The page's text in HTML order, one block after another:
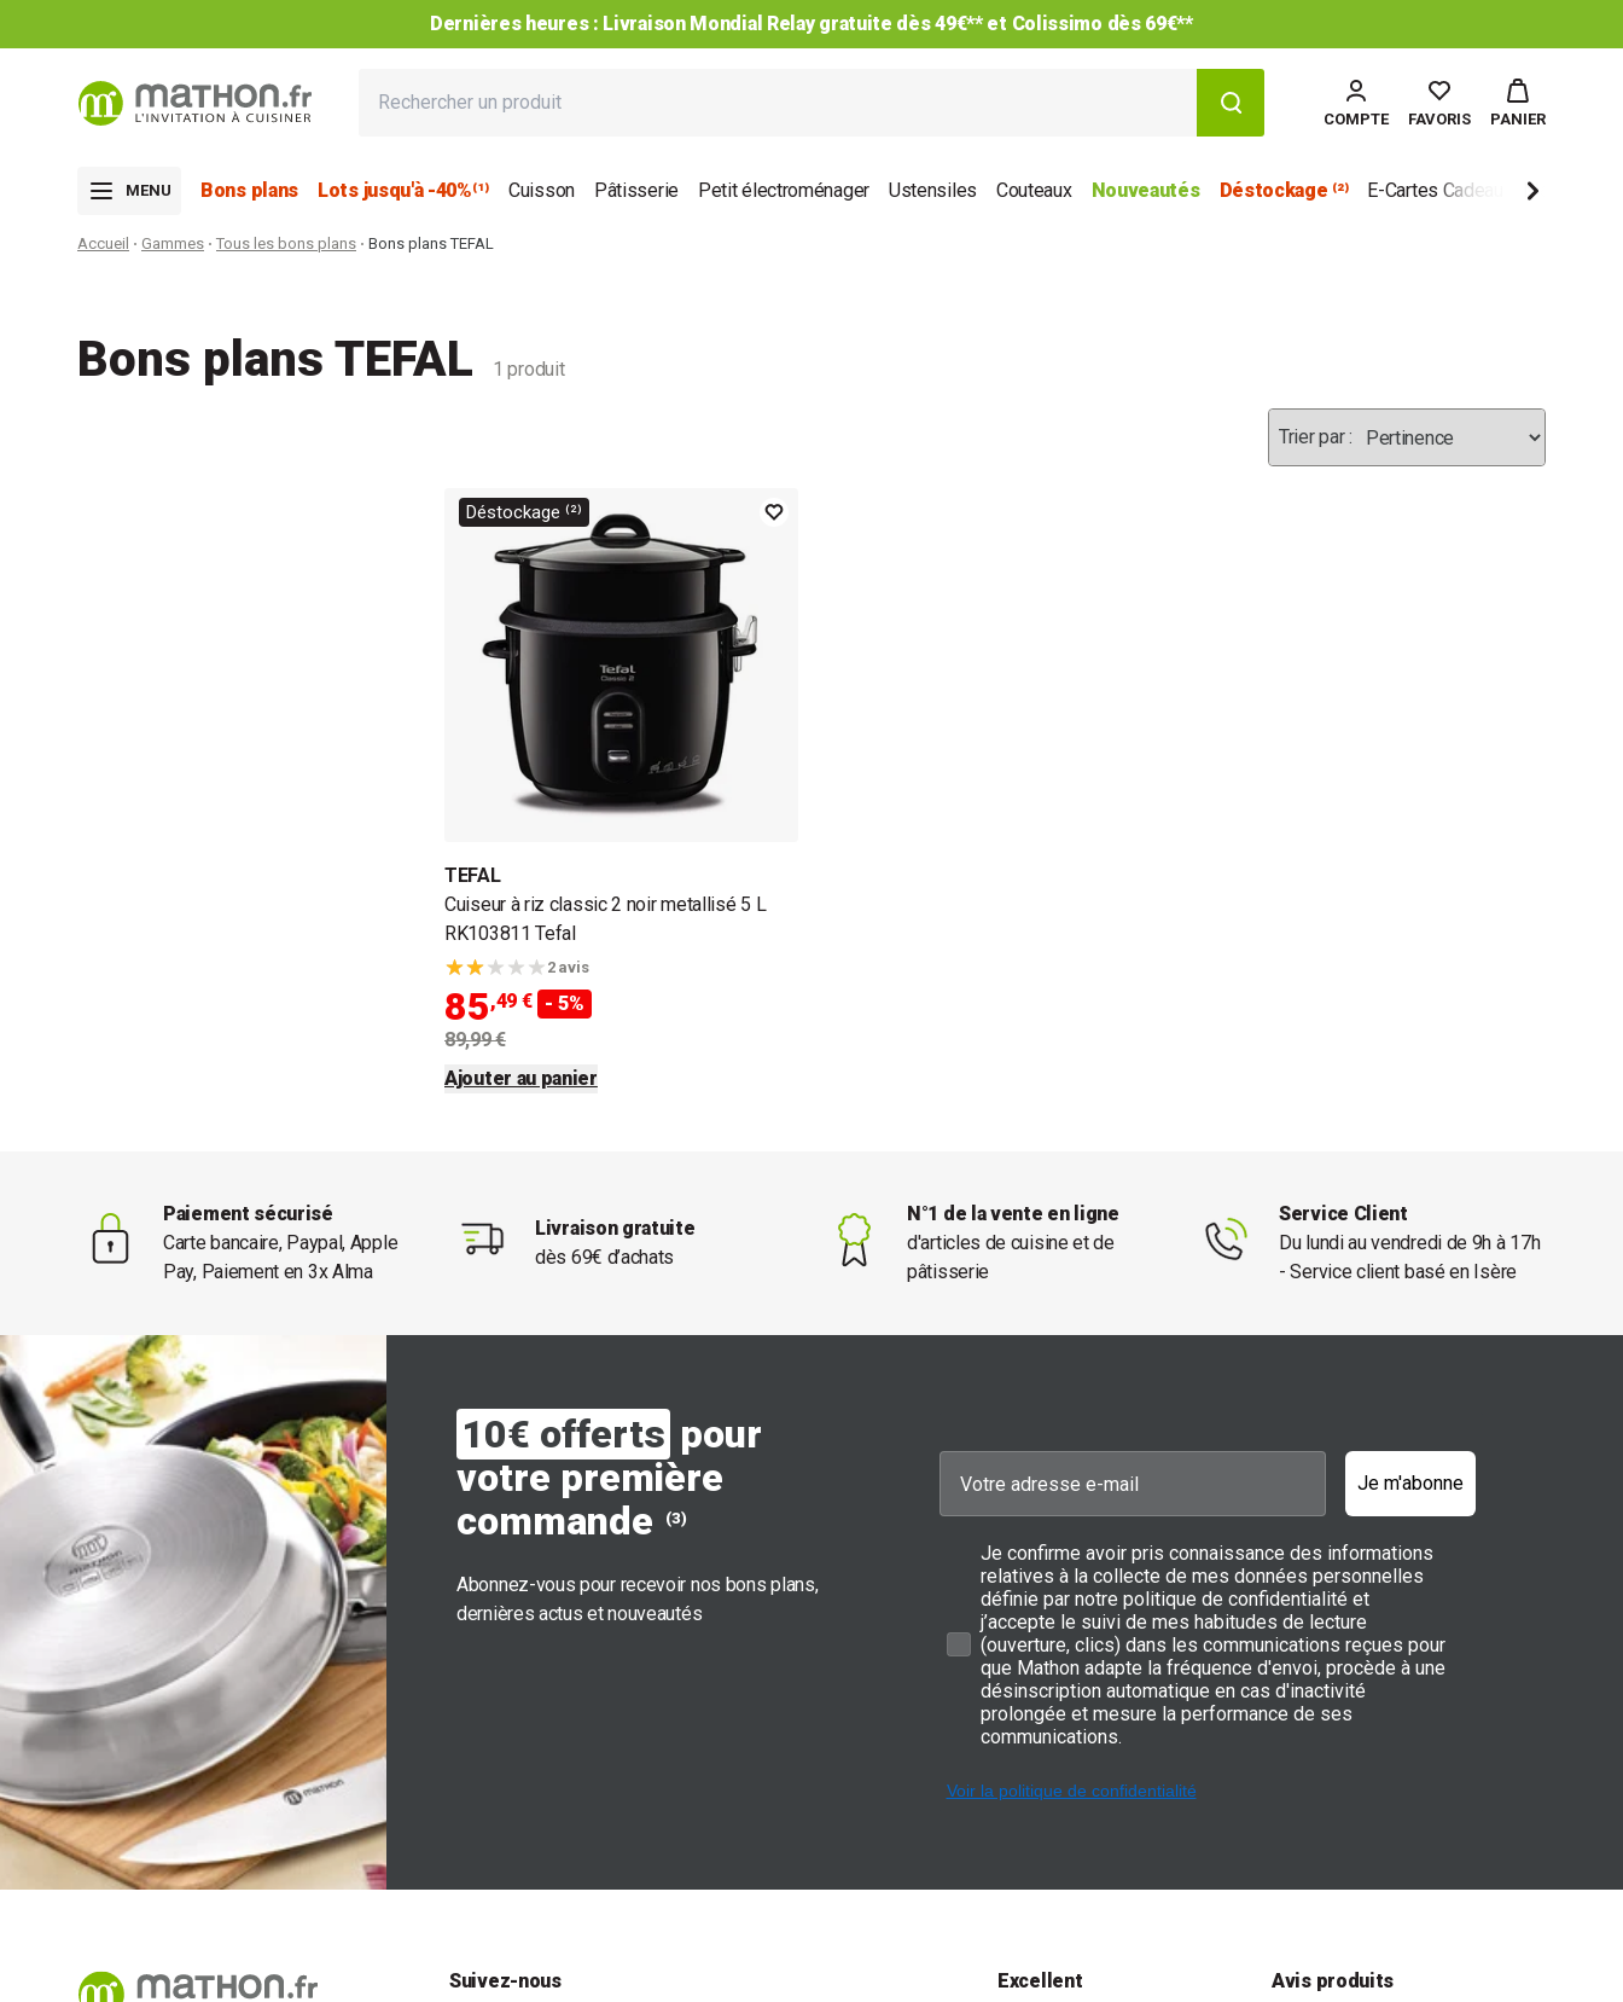
Dernières heures : Livraison Mondial Relay gratuite dès 49€** et Colissimo dès 69€**
COMPTE FAVORIS PANIER
MENU Bons plans Lots jusqu'à -40%⁽¹⁾ Cuisson Pâtisserie Petit électroménager Ustensiles Couteaux Nouveautés Déstockage ⁽²⁾ E-Cartes Cadeau Marques
Accueil Gammes Tous les bons plans Bons plans TEFAL
Bons plans TEFAL 1 produit
Déstockage ⁽²⁾
TEFAL
Cuiseur à riz classic 2 noir metallisé 5 L
RK103811 Tefal
2 avis
85,49 €
- 5%
89,99 €
Ajouter au panier
Paiement sécurisé
Carte bancaire, Paypal, Apple
Pay, Paiement en 3x Alma
Livraison gratuite
dès 69€ d’achats
N°1 de la vente en ligne
d'articles de cuisine et de
pâtisserie
Service Client
Du lundi au vendredi de 9h à 17h
- Service client basé en Isère
10€ offerts pour
votre première
commande
(3)
Abonnez-vous pour recevoir nos bons plans,
dernières actus et nouveautés
Je m'abonne
Je confirme avoir pris connaissance des informations
relatives à la collecte de mes données personnelles
définie par notre politique de confidentialité et
j’accepte le suivi de mes habitudes de lecture
(ouverture, clics) dans les communications reçues pour
que Mathon adapte la fréquence d'envoi, procède à une
désinscription automatique en cas d'inactivité
prolongée et mesure la performance de ses
communications.
Voir la politique de confidentialité
Suivez-nous Excellent Avis produits